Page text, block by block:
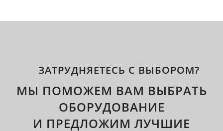
ЗАТРУДНЯЕТЕСЬ С ВЫБОРОМ?
МЫ ПОМОЖЕМ ВАМ ВЫБРАТЬ
ОБОРУДОВАНИЕ
И ПРЕДЛОЖИМ ЛУЧШИЕ